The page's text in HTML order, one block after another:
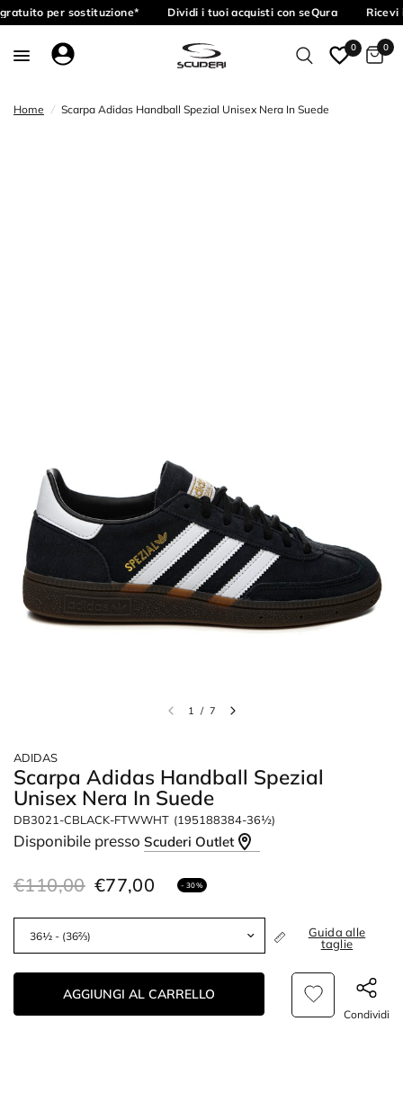
per sostituzione* Dividi i tuoi acquisti con seQura Ricevi
0 0
Home / Scarpa Adidas Handball Spezial Unisex Nera In Suede
1 / 7
ADIDAS
Scarpa Adidas Handball Spezial
Unisex Nera In Suede
DB3021-CBLACK-FTWWHT (195188384-36½)
Disponibile pressoScuderi Outlet
€110,00 €77,00 - 30%
Guida alle
taglie
AGGIUNGI AL CARRELLO
Condividi